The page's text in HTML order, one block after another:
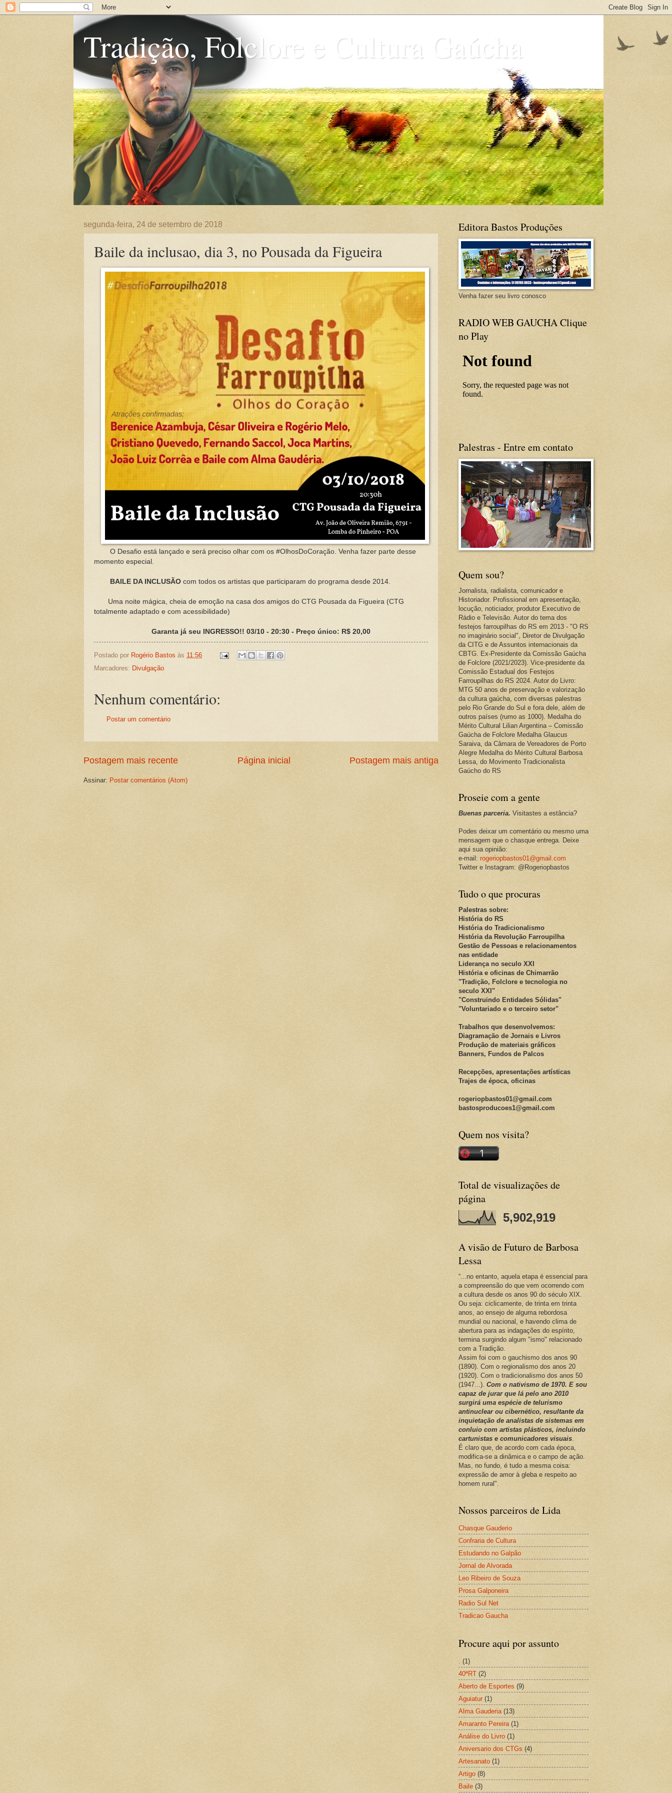
Tradição, Folclore e Cultura Gaúcha
segunda-feira, 24 de setembro de 2018
Baile da inclusao, dia 3, no Pousada da Figueira
O Desafio está lançado e será preciso olhar com os #OlhosDoCoração. Venha fazer parte desse
momento especial.
BAILE DA INCLUSÃO com todos os artistas que participaram do programa desde 2014.
Uma noite mágica, cheia de emoção na casa dos amigos do CTG Pousada da Figueira (CTG
totalmente adaptado e com acessibilidade)
Garanta já seu INGRESSO!! 03/10 - 20:30 - Preço único: R$ 20,00
Postado por Rogério Bastos às 11:56
Marcadores: Divulgação
Nenhum comentário:
Postar um comentário
Postagem mais recente Postagem mais antiga
Página inicial
Assinar: Postar comentários (Atom)
Editora Bastos Produções
Venha fazer seu livro conosco
RADIO WEB GAUCHA Clique
no Play
Palestras - Entre em contato
Quem sou?
Jornalista, radialista, comunicador e
Historiador. Profissional em apresentação,
locução, noticiador, produtor Executivo de
Rádio e Televisão. Autor do tema dos
festejos farroupilhas do RS em 2013 - "O RS
no imaginário social", Diretor de Divulgação
da CITG e de Assuntos internacionais da
CBTG. Ex-Presidente da Comissão Gaúcha
de Folclore (2021/2023). Vice-presidente da
Comissão Estadual dos Festejos
Farroupilhas do RS 2024. Autor do Livro:
MTG 50 anos de preservação e valorização
da cultura gaúcha, com diversas palestras
pelo Rio Grande do Sul e fora dele, além de
outros países (rumo as 1000). Medalha do
Mérito Cultural Lilian Argentina – Comissão
Gaúcha de Folclore Medalha Glaucus
Saraiva, da Câmara de Vereadores de Porto
Alegre Medalha do Mérito Cultural Barbosa
Lessa, do Movimento Tradicionalista
Gaúcho do RS
Proseie com a gente
Buenas parceria. Visitastes a estância?
Podes deixar um comentário ou mesmo uma
mensagem que o chasque entrega. Deixe
aqui sua opinião:
e-mail: rogeriopbastos01@gmail.com
Twitter e Instagram: @Rogeriopbastos
Tudo o que procuras
Palestras sobre:
História do RS
História do Tradicionalismo
História da Revolução Farroupilha
Gestão de Pessoas e relacionamentos
nas entidade
Liderança no seculo XXI
História e oficinas de Chimarrão
"Tradição, Folclore e tecnologia no
seculo XXI"
"Construindo Entidades Sólidas"
"Voluntariado e o terceiro setor"
Trabalhos que desenvolvemos:
Diagramação de Jornais e Livros
Produção de materiais gráficos
Banners, Fundos de Palcos
Recepções, apresentações artísticas
Trajes de época, oficinas
rogeriopbastos01@gmail.com
bastosproducoes1@gmail.com
Quem nos visita?
Total de visualizações de
página
5,902,919
A visão de Futuro de Barbosa
Lessa
“...no entanto, aquela etapa é essencial para
a compreensão do que vem ocorrendo com
a cultura desde os anos 90 do século XIX.
Ou seja: ciclicamente, de trinta em trinta
anos, ao ensejo de alguma rebordosa
mundial ou nacional, e havendo clima de
abertura para as indagações do espírito,
termina surgindo algum "ismo" relacionado
com a Tradição.
Assim foi com o gauchismo dos anos 90
(1890). Com o regionalismo dos anos 20
(1920). Com o tradicionalismo dos anos 50
(1947...). Com o nativismo de 1970. E sou
capaz de jurar que lá pelo ano 2010
surgirá uma espécie de telurismo
antinuclear ou cibernético, resultante da
inquietação de analistas de sistemas em
conluio com artistas plásticos, incluindo
cartunistas e comunicadores visuais.
É claro que, de acordo com cada época,
modifica-se a dinâmica e o campo de ação.
Mas, no fundo, é tudo a mesma coisa:
expressão de amor à gleba e respeito ao
homem rural".
Nossos parceiros de Lida
Chasque Gauderio
Confraria de Cultura
Estudando no Galpão
Jornal de Alvorada
Leo Ribeiro de Souza
Prosa Galponeira
Radio Sul Net
Tradicao Gaucha
Procure aqui por assunto
(1)
40ªRT (2)
Aberto de Esportes (9)
Aguiatur (1)
Alma Gauderia (13)
Amaranto Pereira (1)
Análise do Livro (1)
Aniversario dos CTGs (4)
Artesanato (1)
Artigo (8)
Baile (3)